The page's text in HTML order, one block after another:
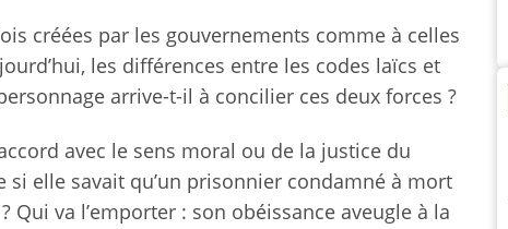
créées par les gouvernements comme à celles
les différences entre les codes laïcs et
arrive-t-il à concilier ces deux forces ?
avec le sens moral ou de la justice du
elle savait qu’un prisonnier condamné à mort
Qui va l’emporter : son obéissance aveugle à la